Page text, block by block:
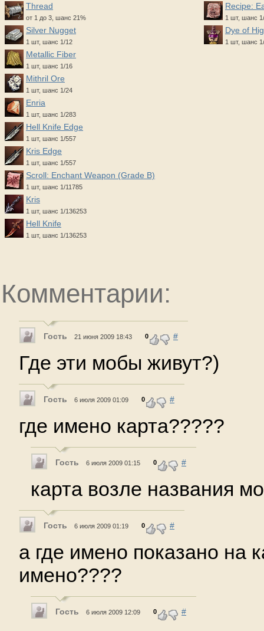
Thread
от 1 до 3, шанс 21%
Silver Nugget
1 шт, шанс 1/12
Metallic Fiber
1 шт, шанс 1/16
Mithril Ore
1 шт, шанс 1/24
Enria
1 шт, шанс 1/283
Hell Knife Edge
1 шт, шанс 1/557
Kris Edge
1 шт, шанс 1/557
Scroll: Enchant Weapon (Grade B)
1 шт, шанс 1/11785
Kris
1 шт, шанс 1/136253
Hell Knife
1 шт, шанс 1/136253
Recipe:
1 шт, шанс
Dye of
1 шт, шанс
Комментарии:
Гость 21 июня 2009 18:43 0 #
Где эти мобы живут?)
Гость 6 июля 2009 01:09 0 #
где имено карта?????
Гость 6 июля 2009 01:15 0 #
карта возле названия
Гость 6 июля 2009 01:19 0 #
а где имено показано на
имено????
Гость 6 июля 2009 12:09 0 #